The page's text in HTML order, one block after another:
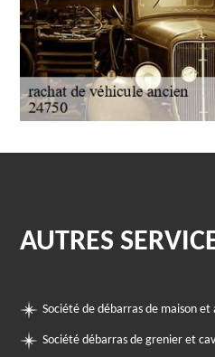
AUTRES
Société de débarras de maison
Société débarras de grenier et